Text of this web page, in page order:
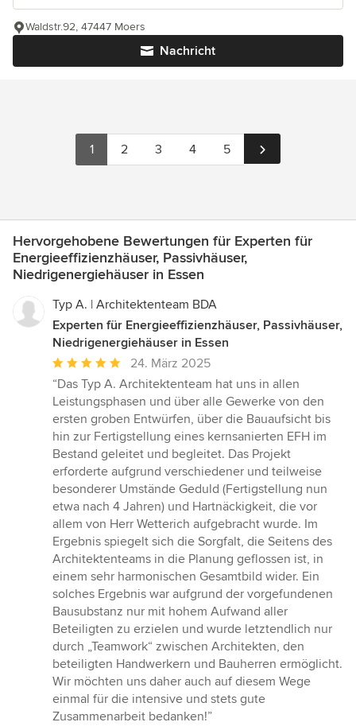
Nachricht
Waldstr.92, 47447 Moers
1 2 3 4 5
Hervorgehobene Bewertungen für Experten für
Energieeffizienzhäuser, Passivhäuser,
Niedrigenergiehäuser in Essen
Typ A. | Architektenteam BDA
Experten für Energieeffizienzhäuser, Passivhäuser,
Niedrigenergiehäuser in Essen
Durchschnittliche
Bewertung:
5
von
5
Sternen
24. März 2025
“Das Typ A. Architektenteam hat uns in allen
Leistungsphasen und über alle Gewerke von den
ersten groben Entwürfen, über die Bauaufsicht bis
hin zur Fertigstellung eines kernsanierten EFH im
Bestand geleitet und begleitet. Das Projekt
erforderte aufgrund verschiedener und teilweise
besonderer Umstände Geduld (Fertigstellung nun
etwa nach 4 Jahren) und Hartnäckigkeit, die vor
allem von Herr Wetterich aufgebracht wurde. Im
Ergebnis spiegelt sich die Sorgfalt, die Seitens des
Architektenteams in die Planung geflossen ist, in
einem sehr harmonischen Gesamtbild wider. Ein
solches Ergebnis war aufgrund der vorgefundenen
Bausubstanz nur mit hohem Aufwand aller
Beteiligten zu erzielen und wurde letztendlich nur
durch „Teamwork“ zwischen Architekten, den
beteiligten Handwerkern und Bauherren ermöglicht.
Wir möchten uns daher auch auf diesem Wege
einmal für die intensive und stets gute
Zusammenarbeit bedanken!”